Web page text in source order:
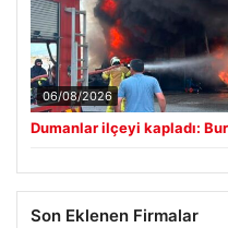
06/08/2026
Dumanlar ilçeyi kapladı:
Son Eklenen Firmalar